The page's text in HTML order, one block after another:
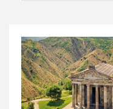
un racconto che
Supplemento
(clicca qui per le tariffe)